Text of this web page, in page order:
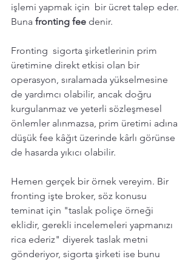
işlemi yapmak için  bir ücret talep eder.
Buna fronting fee denir.
Fronting  sigorta şirketlerinin prim
üretimine direkt etkisi olan bir
operasyon, sıralamada yükselmesine
de yardımcı olabilir, ancak doğru
kurgulanmaz ve yeterli sözleşmesel
önlemler alınmazsa, prim üretimi adına
düşük fee kâğıt üzerinde kârlı görünse
de hasarda yıkıcı olabilir.
Hemen gerçek bir örnek vereyim. Bir
fronting işte broker, söz konusu
teminat için "taslak poliçe örneği
eklidir, gerekli incelemeleri yapmanızı
rica ederiz" diyerek taslak metni
gönderiyor, sigorta şirketi ise bunu